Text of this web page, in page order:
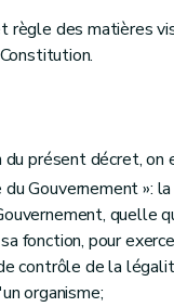
Rémunération du commissaire
transitoire
règle des matières
présent décret, on
du Gouvernement »:
quelle
fonction, pour
contrôle de la
organisme;